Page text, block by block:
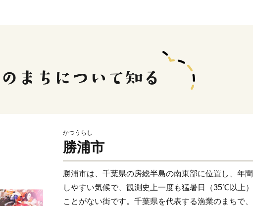
かつうらし
勝浦市
勝浦市は、千葉県の房総半島の南東部に位置し、年
しやすい気候で、観測史上一度も猛暑日（35℃以上
ことがない街です。千葉県を代表する漁業のまちで